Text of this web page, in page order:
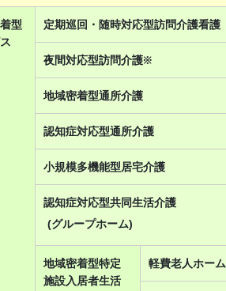
型
定期巡回・随時対応型訪問介護看護
夜間対応型訪問介護※
地域密着型通所介護
認知症対応型通所介護
小規模多機能型居宅介護
認知症対応型共同生活介護
(グループホーム)
地域密着型特定
施設入居者生活
軽費老人ホーム